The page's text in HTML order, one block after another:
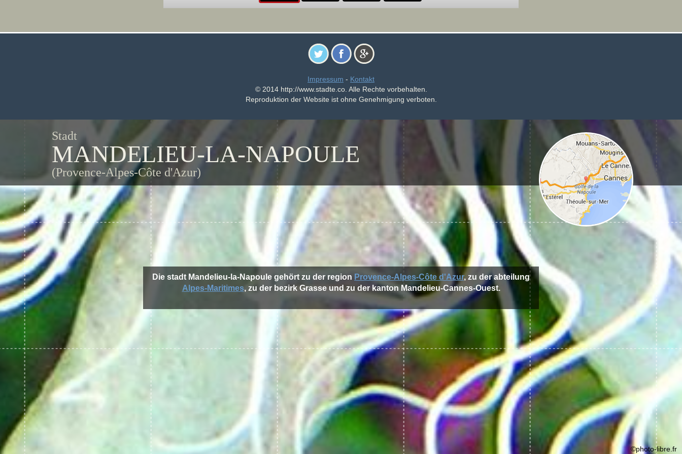
Impressum - Kontakt
© 2014 http://www.stadte.co. Alle Rechte vorbehalten.
Reproduktion der Website ist ohne Genehmigung verboten.
Stadt
MANDELIEU-LA-NAPOULE
(Provence-Alpes-Côte d'Azur)
Die stadt Mandelieu-la-Napoule gehört zu der region Provence-Alpes-Côte d'Azur, zu der abteilung
Alpes-Maritimes, zu der bezirk Grasse und zu der kanton Mandelieu-Cannes-Ouest.
©photo-libre.fr